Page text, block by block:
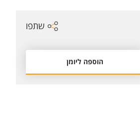
שתפו
הוספה ליומן